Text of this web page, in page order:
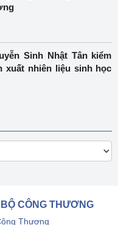
Sinh Nhật Tân kiểm
xuất nhiên liệu sinh học
CÔNG THƯƠNG
Thương